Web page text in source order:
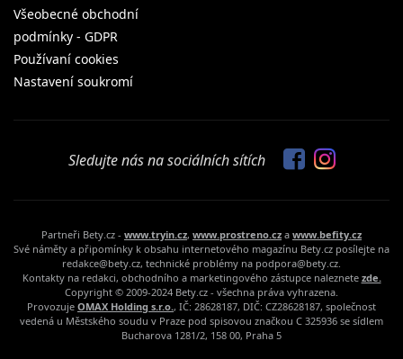
Všeobecné obchodní
podmínky - GDPR
Používaní cookies
Nastavení soukromí
Sledujte nás na sociálních sítích
Partneři Bety.cz - www.tryin.cz, www.prostreno.cz a www.befity.cz
Své náměty a připomínky k obsahu internetového magazínu Bety.cz posílejte na
redakce@bety.cz, technické problémy na podpora@bety.cz.
Kontakty na redakci, obchodního a marketingového zástupce naleznete zde.
Copyright © 2009-2024 Bety.cz - všechna práva vyhrazena.
Provozuje OMAX Holding s.r.o., IČ: 28628187, DIČ: CZ28628187, společnost
vedená u Městského soudu v Praze pod spisovou značkou C 325936 se sídlem
Bucharova 1281/2, 158 00, Praha 5